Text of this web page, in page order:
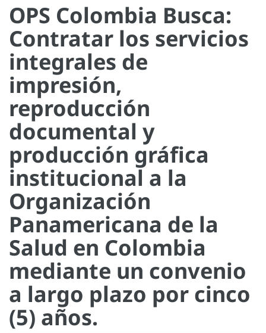
OPS Colombia Busca:
Contratar los servicios
integrales de
impresión,
reproducción
documental y
producción gráfica
institucional a la
Organización
Panamericana de la
Salud en Colombia
mediante un convenio
a largo plazo por cinco
(5) años.